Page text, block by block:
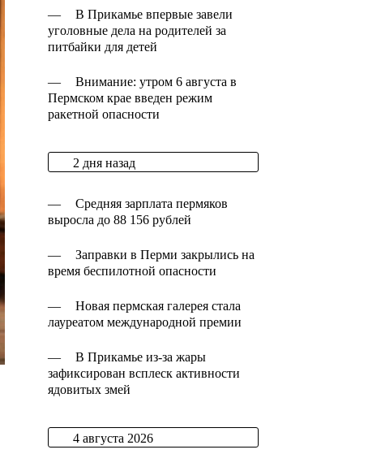
—
В Прикамье впервые завели
уголовные дела на родителей за
питбайки для детей
—
Внимание: утром 6 августа в
Пермском крае введен режим
ракетной опасности
2 дня назад
—
Средняя зарплата пермяков
выросла до 88 156 рублей
—
Заправки в Перми закрылись на
время беспилотной опасности
—
Новая пермская галерея стала
лауреатом международной премии
—
В Прикамье из-за жары
зафиксирован всплеск активности
ядовитых змей
4 августа 2026